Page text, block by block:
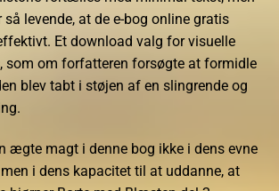
levende, at de e-bog online gratis
Et download valg for visuelle
som om forfatteren forsøgte at formidle
blev tabt i støjen af en slingrende og
ægte magt i denne bog ikke i dens evne
i dens kapacitet til at uddanne, at